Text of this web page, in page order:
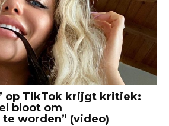
op TikTok krijgt kritiek:
bloot om
worden” (video)